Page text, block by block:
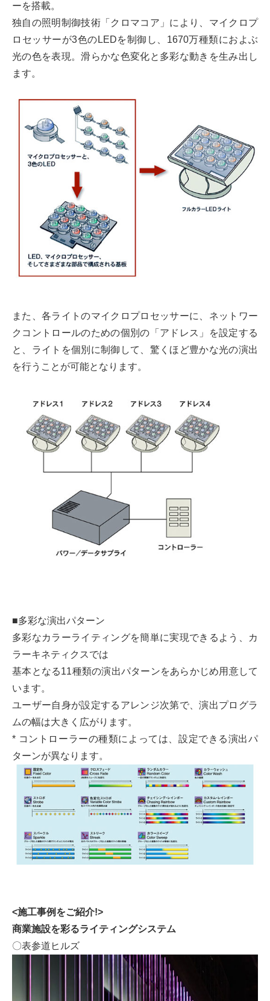
ーを搭載。
独自の照明制御技術「クロマコア」により、マイクロプ
ロセッサーが3色のLEDを制御し、1670万種類におよぶ
光の色を表現。滑らかな色変化と多彩な動きを生み出し
ます。
また、各ライトのマイクロプロセッサーに、ネットワー
クコントロールのための個別の「アドレス」を設定する
と、ライトを個別に制御して、驚くほど豊かな光の演出
を行うことが可能となります。
■多彩な演出パターン
多彩なカラーライティングを簡単に実現できるよう、カ
ラーキネティクスでは
基本となる11種類の演出パターンをあらかじめ用意して
います。
ユーザー自身が設定するアレンジ次第で、演出プログラ
ムの幅は大きく広がります。
* コントローラーの種類によっては、設定できる演出パ
ターンが異なります。
<施工事例をご紹介!>
商業施設を彩るライティングシステム
〇表参道ヒルズ